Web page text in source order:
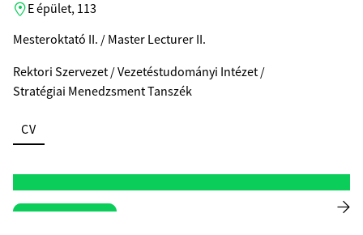
E épület, 113
Mesteroktató II. / Master Lecturer II.
Rektori Szervezet / Vezetéstudományi Intézet /
Stratégiai Menedzsment Tanszék
CV